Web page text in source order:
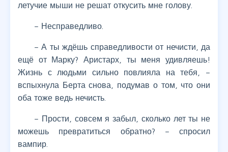
летучие мыши не решат откусить мне голову.
– Несправедливо.
– А ты ждёшь справедливости от нечисти, да
ещё от Марку? Аристарх, ты меня удивляешь!
Жизнь с людьми сильно повлияла на тебя, –
вспыхнула Берта снова, подумав о том, что они
оба тоже ведь нечисть.
– Прости, совсем я забыл, сколько лет ты не
можешь превратиться обратно? – спросил
вампир.